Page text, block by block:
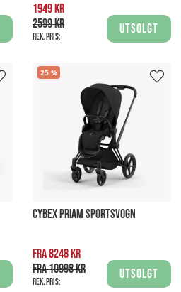
1949 kr
2599 kr
Rek. pris:
Utsolgt
25
CYBEX PRIAM SPORTSVOGN
Fra 8248 kr
Fra 10998 kr
Rek. pris:
Utsolgt